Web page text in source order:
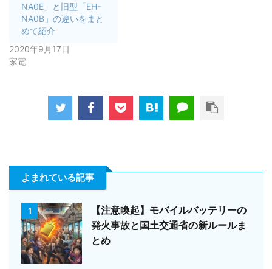
NA0E」と旧型「EH-
NA0B」の違いをまと
めて紹介
2020年9月17日
家電
よまれている記事
1
【注意喚起】モバイルバッテリーの
発火事故と国土交通省の新ルールま
とめ